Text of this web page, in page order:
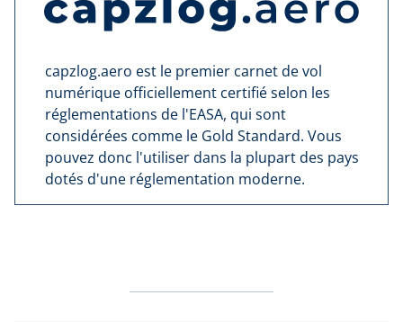
capzlog.aero est le premier carnet de vol
numérique officiellement certifié selon les
réglementations de l'EASA, qui sont
considérées comme le Gold Standard. Vous
pouvez donc l'utiliser dans la plupart des pays
dotés d'une réglementation moderne.